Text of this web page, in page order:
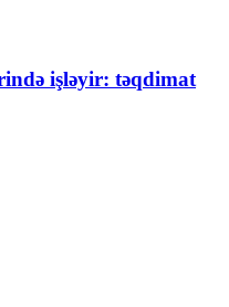
işləyir: təqdimat